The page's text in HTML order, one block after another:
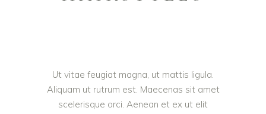
Ut vitae feugiat magna, ut mattis ligula.
Aliquam ut rutrum est. Maecenas sit amet
scelerisque orci. Aenean et ex ut elit